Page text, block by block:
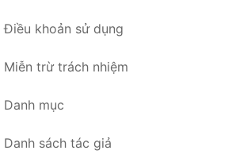
Điều khoản sử dụng
Miễn trừ trách nhiệm
Danh mục
Danh sách tác giả